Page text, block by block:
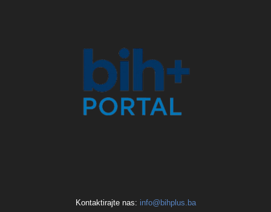
Kontaktirajte nas: info@bihplus.ba